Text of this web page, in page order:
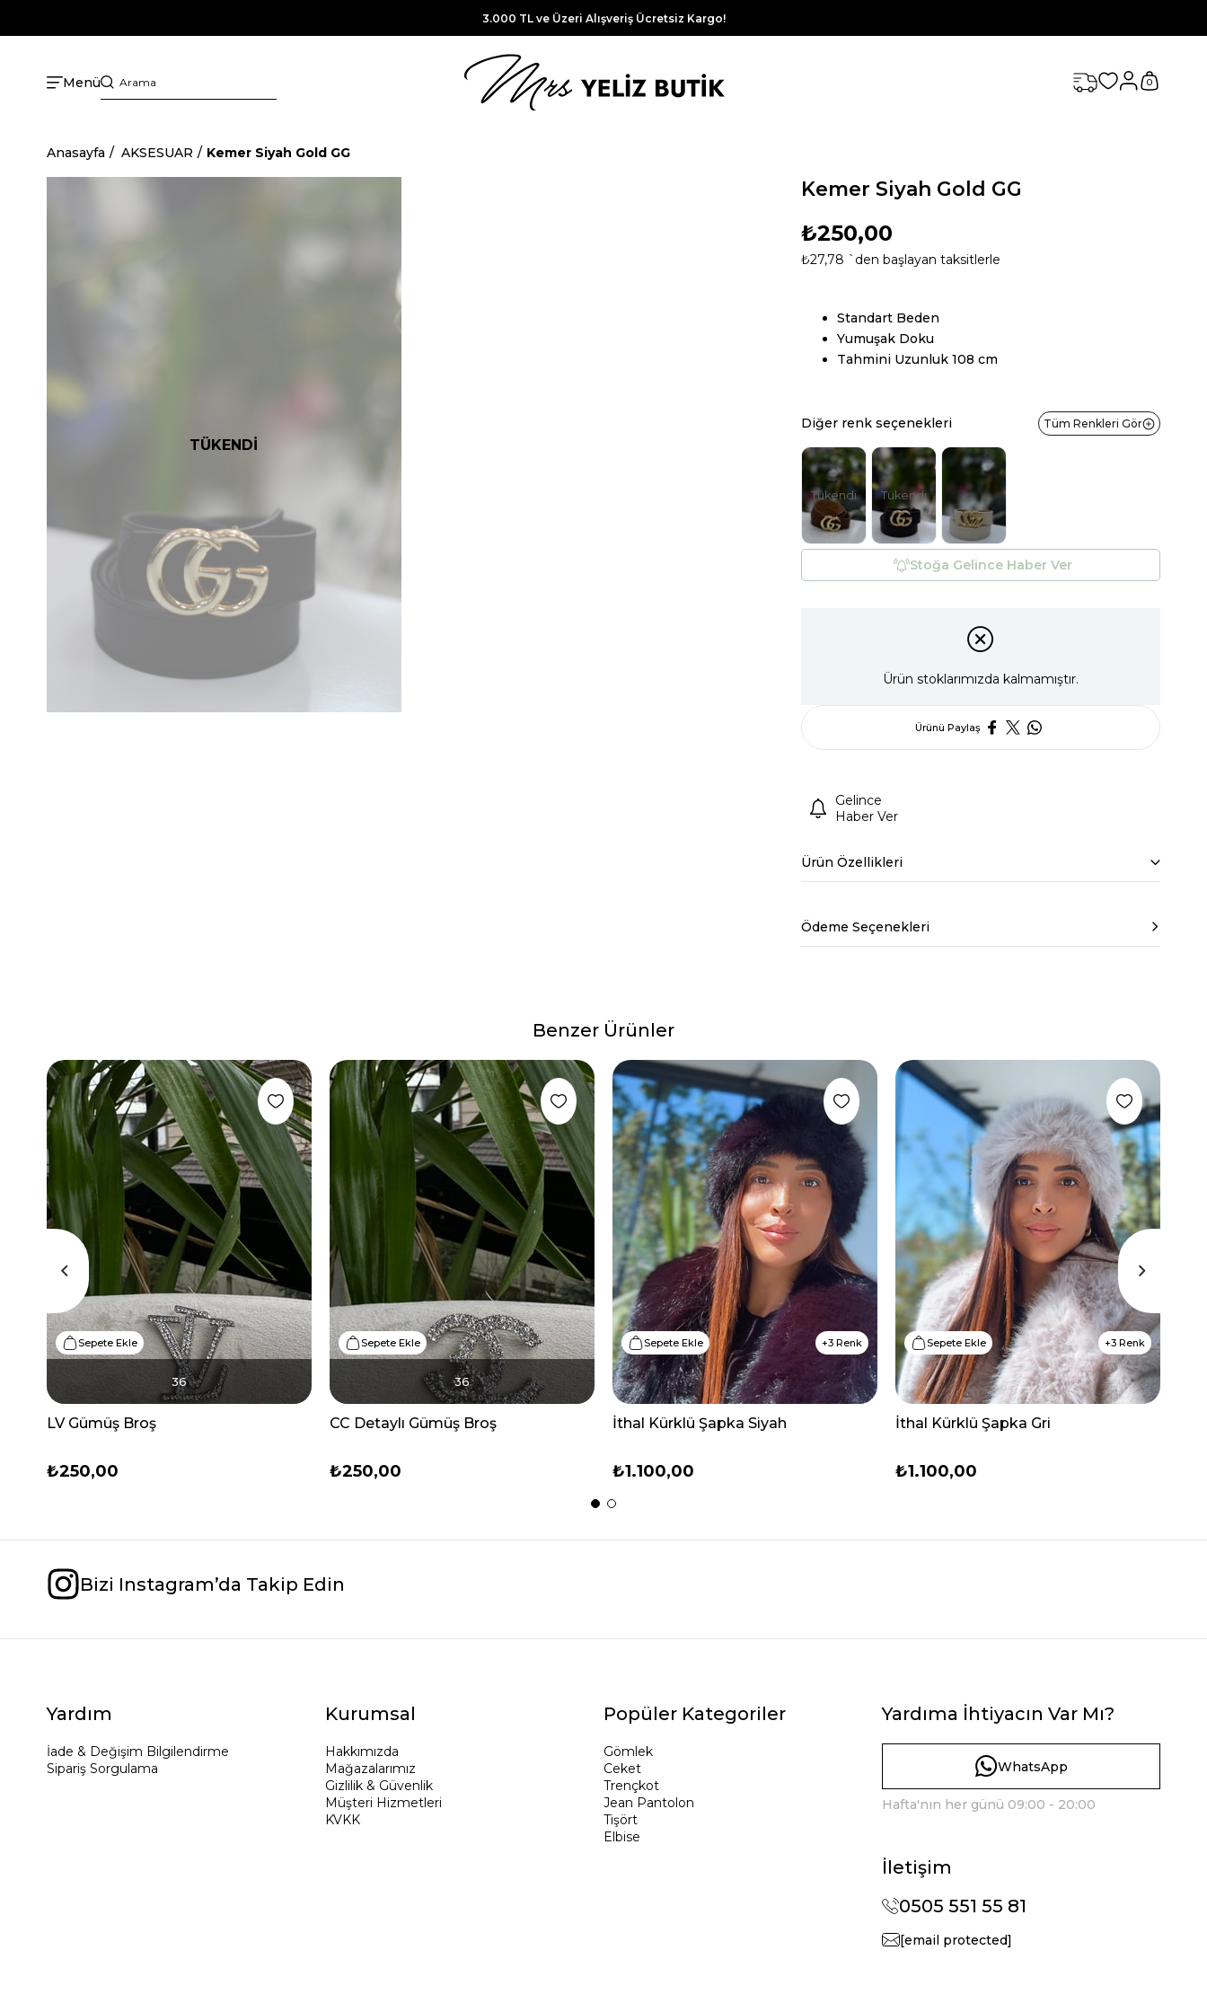
3.000 TL ve Üzeri Alışveriş Ücretsiz Kargo!
Menü 0
Anasayfa AKSESUAR Kemer Siyah Gold GG
TÜKENDİ
Kemer Siyah Gold GG
₺250,00
₺27,78 `den başlayan taksitlerle
Standart Beden
Yumuşak Doku
Tahmini Uzunluk 108 cm
Diğer renk seçenekleri Tüm Renkleri Gör
Tükendi Tükendi
Stoğa Gelince Haber Ver
Ürün stoklarımızda kalmamıştır.
Ürünü Paylaş
Gelince
Haber Ver
Ürün Özellikleri
Ödeme Seçenekleri
Benzer Ürünler
LV Gümüş Broş
₺250,00
Sepete Ekle
36
CC Detaylı Gümüş Broş
₺250,00
Sepete Ekle
36
3 Renk
İthal Kürklü Şapka Siyah
₺1.100,00
Sepete Ekle 3 Renk
İthal Kürklü Şapka Gri
₺1.100,00
Sepete Ekle
Bizi Instagram’da Takip Edin
Yardım
İade & Değişim Bilgilendirme
Sipariş Sorgulama
Kurumsal
Hakkımızda
Mağazalarımız
Gizlilik & Güvenlik
Müşteri Hizmetleri
KVKK
Popüler Kategoriler
Gömlek
Ceket
Trençkot
Jean Pantolon
Tişört
Elbise
Yardıma İhtiyacın Var Mı?
WhatsApp
Hafta'nın her günü 09:00 - 20:00
İletişim
0505 551 55 81
[email protected]